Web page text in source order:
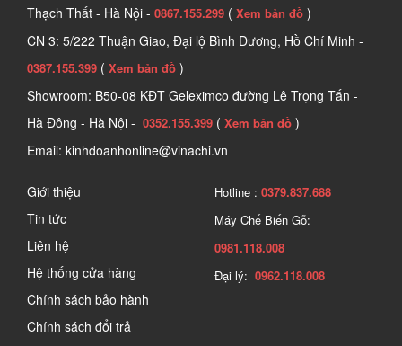
Thạch Thất - Hà Nội - 0867.155.299 ( Xem bản đồ )
CN 3: 5/222 Thuận Giao, Đại lộ Bình Dương, Hồ Chí Minh -
0387.155.399 ( Xem bản đồ )
Showroom: B50-08 KĐT Geleximco đường Lê Trọng Tấn -
Hà Đông - Hà Nội - 0352.155.399 ( Xem bản đồ )
Email: kinhdoanhonline@vinachi.vn
Giới thiệu
Tin tức
Liên hệ
Hệ thống cửa hàng
Chính sách bảo hành
Chính sách đổi trả
Hotline : 0379.837.688
Máy Chế Biến Gỗ:
0981.118.008
Đại lý: 0962.118.008